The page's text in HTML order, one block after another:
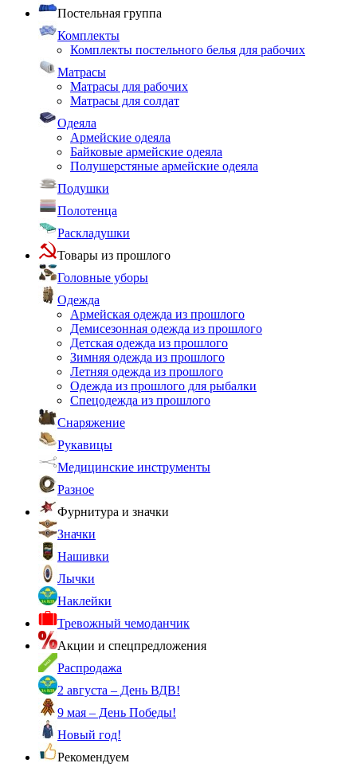
Постельная группа
Комплекты
Комплекты постельного белья для рабочих
Матрасы
Матрасы для рабочих
Матрасы для солдат
Одеяла
Армейские одеяла
Байковые армейские одеяла
Полушерстяные армейские одеяла
Подушки
Полотенца
Раскладушки
Товары из прошлого
Головные уборы
Одежда
Армейская одежда из прошлого
Демисезонная одежда из прошлого
Детская одежда из прошлого
Зимняя одежда из прошлого
Летняя одежда из прошлого
Одежда из прошлого для рыбалки
Спецодежда из прошлого
Снаряжение
Рукавицы
Медицинские инструменты
Разное
Фурнитура и значки
Значки
Нашивки
Лычки
Наклейки
Тревожный чемоданчик
Акции и спецпредложения
Распродажа
2 августа – День ВДВ!
9 мая – День Победы!
Новый год!
Рекомендуем